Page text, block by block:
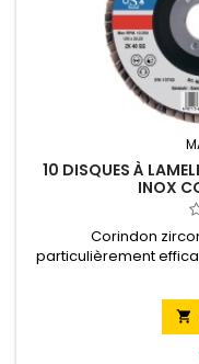
10 DISQUES À
INOX
Corindon
particulièrement
une utilisation sur
métaux non ferreux
plateau en fibres de
grossier et
